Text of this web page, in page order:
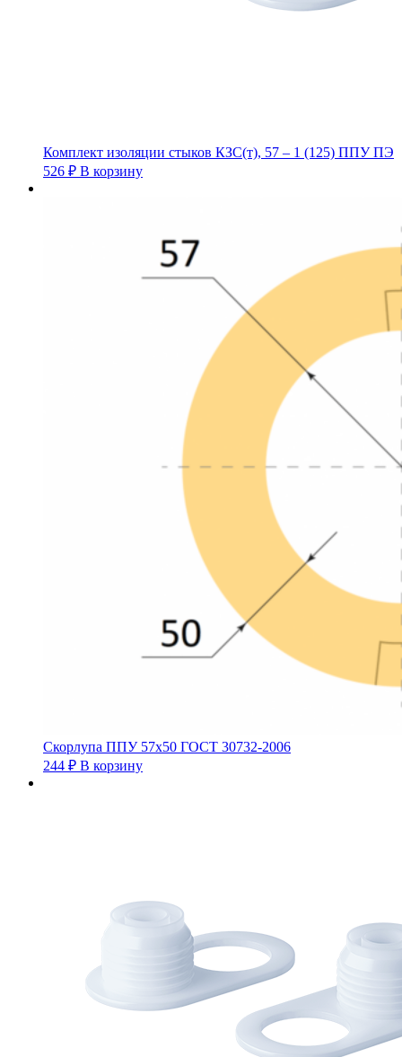
Комплект изоляции стыков КЗС(т), 57 – 1 (125) ППУ ПЭ
526 ₽ В корзину
Скорлупа ППУ 57х50 ГОСТ 30732-2006
244 ₽ В корзину